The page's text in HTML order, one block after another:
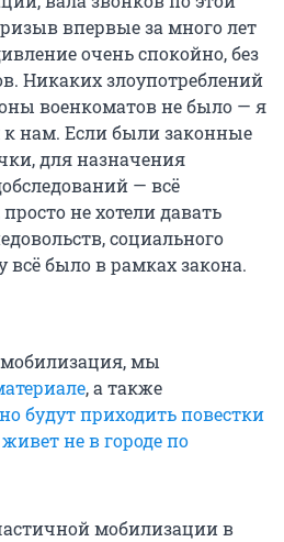
впервые за много лет
очень спокойно, без
Никаких злоупотреблений
военкоматов не было — я
нам. Если были законные
для назначения
— всё
не хотели давать
социального
было в рамках закона.
мобилизация, мы
, а также
будут приходить повестки
не в городе по
мобилизации в